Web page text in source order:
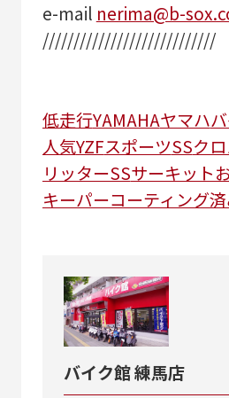
e-mail nerima@b-
////////////////////////////
低走行YAMAHAヤマハ
人気YZFスポーツSSク
リッターSSサーキット
キーパーコーティング済
バイク館 練馬店